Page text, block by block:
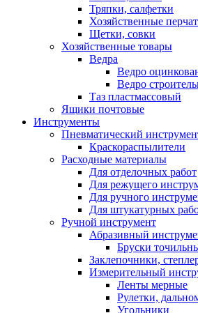
Тряпки, салфетки
Хозяйственные
Щетки, совки
Хозяйственные товары
Ведра
Ведро
Ведро
Таз пластмассовый
Ящики почтовые
Инструменты
Пневматический
Краскораспылители
Расходные материалы
Для отделочных работ
Для режущего
Для ручного
Для штукатурных
Ручной инструмент
Абразивный
Бруски
Заклепочники,
Измерительный
Ленты мерные
Рулетки,
Угольники